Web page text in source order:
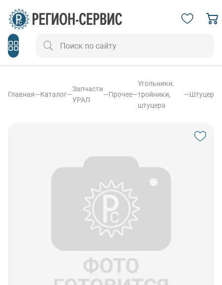
Главная—Каталог—
Запчасти
УРАЛ
—Прочее—
Угольники,
тройники,
штуцера
—Штуцер